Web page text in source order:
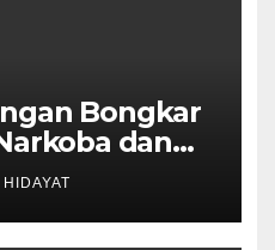
Bongkar
dan
Puluhan Ribu
Vape